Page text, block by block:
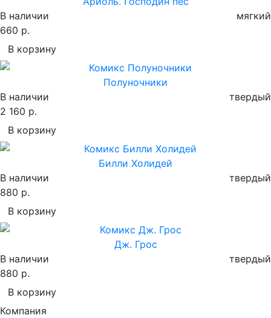
В наличии
мягкий
660 р.
В корзину
Полуночники
В наличии
твердый
2 160 р.
В корзину
Билли Холидей
В наличии
твердый
880 р.
В корзину
Дж. Грос
В наличии
твердый
880 р.
В корзину
Компания